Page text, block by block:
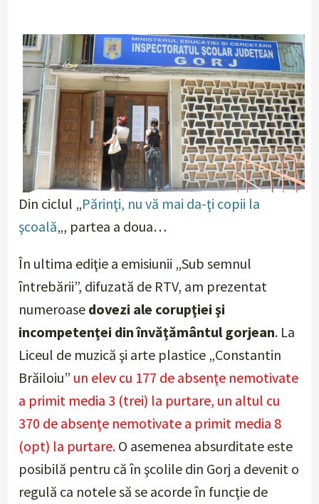
Din ciclul „Părinţi, nu vă mai da-ţi copii la
şcoală„, partea a doua…
În ultima ediţie a emisiunii „Sub semnul
întrebării”, difuzată de RTV, am prezentat
numeroase dovezi ale corupţiei şi
incompetenţei din învăţământul gorjean. La
Liceul de muzică şi arte plastice „Constantin
Brăiloiu” un elev cu 177 de absenţe nemotivate
a primit media 3 (trei) la purtare, un altul cu
370 de absenţe nemotivate a primit media 8
(opt) la purtare. O asemenea absurditate este
posibilă pentru că în şcolile din Gorj a devenit o
regulă ca notele să se acorde în funcţie de